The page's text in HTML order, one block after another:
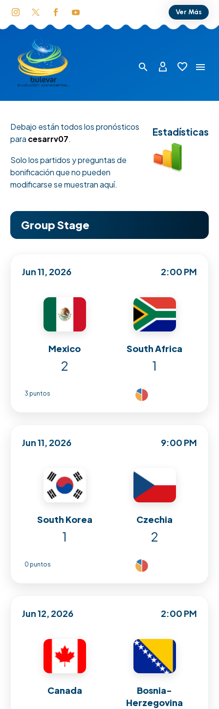
Ver Más
Estadísticas
Debajo están todos los pronósticos
para cesarrv07.
Solo los partidos y preguntas de
bonificación que no pueden
modificarse se muestran aquí.
Group Stage
Jun 11, 2026 2:00 PM
Mexico South Africa
2 1
3 puntos
Jun 11, 2026 9:00 PM
South Korea Czechia
1 2
0 puntos
Jun 12, 2026 2:00 PM
Canada
Bosnia-
Herzegovina